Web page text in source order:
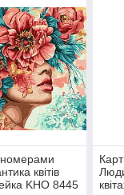
номерами
квітів
KHO 8445